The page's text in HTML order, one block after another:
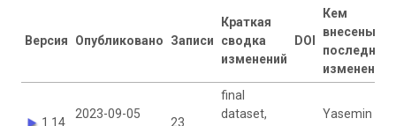
Версия Опубликовано Записи
Краткая
сводка
изменений
DOI
Кем
внесены
последние
изменения
1.14
2023-09-05
23
final
dataset,
Yasemin V.